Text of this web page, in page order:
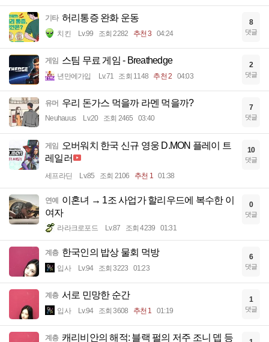
기타 허리통증 완화 운동
치킨 Lv.99 조회 2282 추천 3 04:24
8
댓글
게임 스팀 무료 게임 - Breathedge
년만에가입 Lv.71 조회 1148 추천 2 04:03
2
댓글
유머 우리 돈가스 먹을까 라멘 먹을까?
Neuhauus Lv.20 조회 2465 03:40
7
댓글
게임
오버워치 한국 신규 영웅 D.MON 플레이 트
레일러
세프라딘 Lv.85 조회 2106 추천 1 01:38
10
댓글
연예
이혼녀 → 1조 사업가 할리우드에 복수한 이
여자
라라크로포드 Lv.87 조회 4239 01:31
0
댓글
계층 한국인의 밥상 물회 먹방
입사 Lv.94 조회 3223 01:23
6
댓글
계층 서로 민망한 순간
입사 Lv.94 조회 3608 추천 1 01:19
1
댓글
계층 캐리비안의 해적: 블랙 펄의 저주 조니 뎁 등